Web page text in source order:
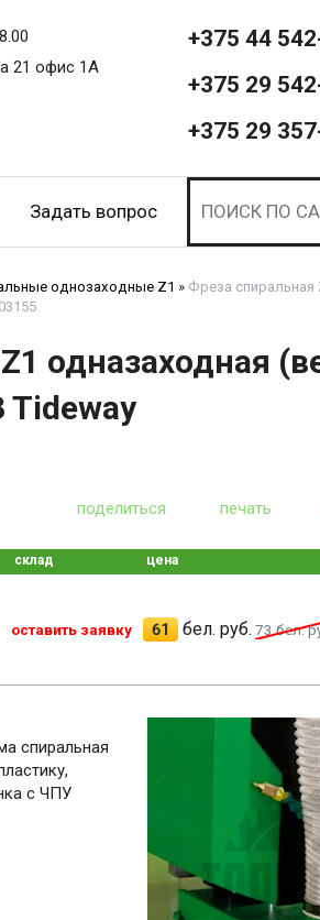
21 офис 1А
+375 44
+375 29
+375 29
Задать вопрос
однозаходные Z1 » Фреза спиральная
одназаходная
Tideway
поделиться печать
склад цена
оставить заявку 61 бел. руб. 73бел.
спиральная
с ЧПУ